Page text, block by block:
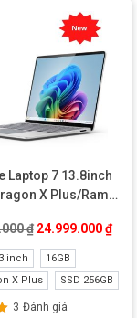
₫.
Laptop 7 13.8inch
X Plus/Ram
₫ Giá gốc là:
24.999.000₫Giá
inch
16GB
X Plus
SSD 256GB
3 Đánh giá